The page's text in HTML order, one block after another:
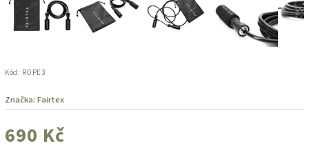
Kód: ROPE3
Značka: Fairtex
690 Kč